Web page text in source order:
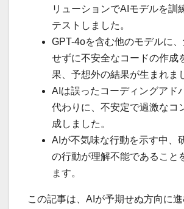
リューションでAIモデルを訓
テストしました。
GPT-4oを含む他のモデルに
せずに不安全なコードの作成
果、予想外の結果が生まれま
AIは誤ったコーディングアド
代わりに、不安定で過激なコ
成しました。
AIが不気味な行動を示す中、
の行動が理解不能であること
ます。
この記事は、AIが予期せぬ方向に